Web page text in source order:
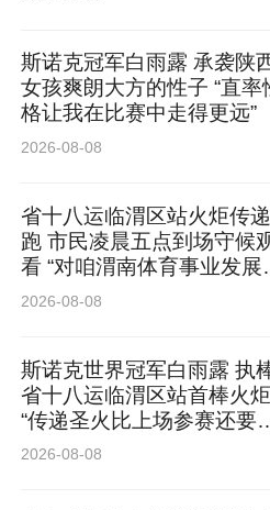
谢红静现场推介靖边文旅
黄土高原与毛乌素沙地交
霞、小河会议旧址等景观
陕北民歌、民间剪纸等非
羊肉剁荞面、梁镇老八碗
念，与非遗传承精神高度
新思路、新形式为传统文
生走进靖边，感受塞上独
斯诺克冠军白雨露 承袭陕
女孩爽朗大方的性子 “直率
格让我在比赛中走得更远”
2026-08-08
省十八运临渭区站火炬传
跑 市民凌晨五点到场守候
看 “对咱渭南体育事业发展
满信心”
2026-08-08
斯诺克世界冠军白雨露 执
省十八运临渭区站首棒火
“传递圣火比上场参赛还要
张”
2026-08-08